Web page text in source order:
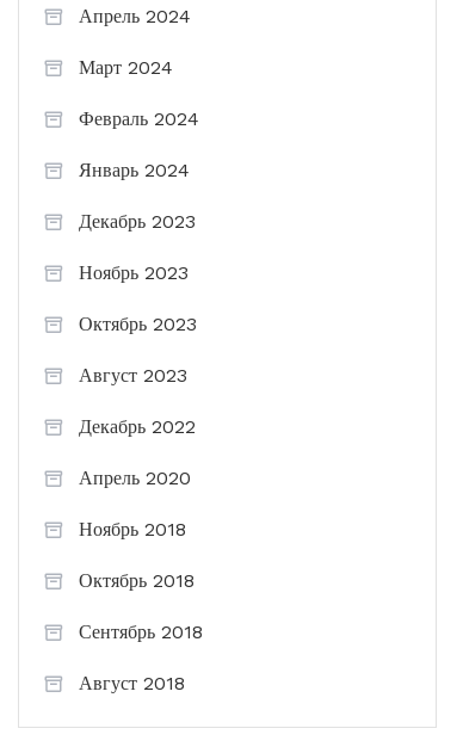
Апрель 2024
Март 2024
Февраль 2024
Январь 2024
Декабрь 2023
Ноябрь 2023
Октябрь 2023
Август 2023
Декабрь 2022
Апрель 2020
Ноябрь 2018
Октябрь 2018
Сентябрь 2018
Август 2018